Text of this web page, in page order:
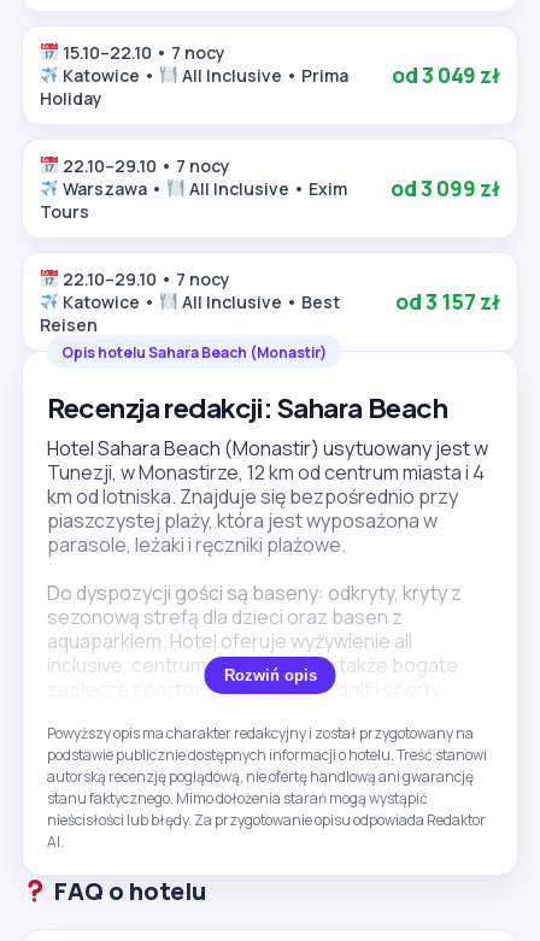
15.10–22.10 • 7 nocy
Katowice •
All Inclusive • Prima
Holiday
od 3 049 zł
22.10–29.10 • 7 nocy
Warszawa •
All Inclusive • Exim
Tours
od 3 099 zł
22.10–29.10 • 7 nocy
Katowice •
All Inclusive • Best
Reisen
od 3 157 zł
Opis hotelu Sahara Beach (Monastir)
Recenzja redakcji: Sahara Beach
Hotel Sahara Beach (Monastir) usytuowany jest w
Tunezji, w Monastirze, 12 km od centrum miasta i 4
km od lotniska. Znajduje się bezpośrednio przy
piaszczystej plaży, która jest wyposażona w
parasole, leżaki i ręczniki plażowe.
Do dyspozycji gości są baseny: odkryty, kryty z
sezonową strefą dla dzieci oraz basen z
aquaparkiem. Hotel oferuje wyżywienie all
inclusive, centrum spa, fitness, a także bogate
zaplecze sportowe, w tym tenis, golf i sporty
dziecięcy z trzema grupami wiekowymi oraz plac
zabaw. Goście mogą korzystać z darmowego Wi-
Fi i animacji w ciągu dnia i wieczorem.
Minusem jest odległość hotelu od centrum
część usług i atrakcji może być dodatkowo płatna
lub dostępna sezonowo. To opcja głównie dla
osób szukających wypoczynku przy plaży z
Rozwiń opis
Powyższy opis ma charakter redakcyjny i został przygotowany na
podstawie publicznie dostępnych informacji o hotelu. Treść stanowi
autorską recenzję poglądową, nie ofertę handlową ani gwarancję
stanu faktycznego. Mimo dołożenia starań mogą wystąpić
nieścisłości lub błędy. Za przygotowanie opisu odpowiada Redaktor
AI.
FAQ o hotelu